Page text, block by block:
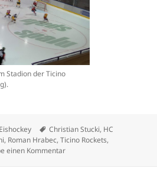
Stadion der Ticino
Schlagwörter
Christian Stucki, HC
, Roman Hrabec,Ticino Rockets,
einen Kommentarzu Ticino Rockets haben